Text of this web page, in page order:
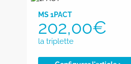
MS 1PACT
202,00€